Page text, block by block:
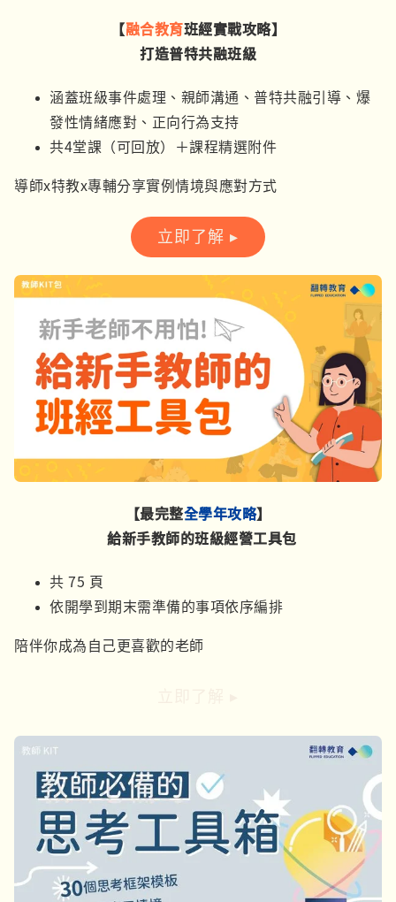
【融合教育班經實戰攻略】
打造普特共融班級
涵蓋班級事件處理、親師溝通、普特共融引導、爆
發性情緒應對、正向行為支持
共4堂課（可回放）＋課程精選附件
導師x特教x專輔分享實例情境與應對方式
立即了解 ▸
【最完整全學年攻略】
給新手教師的班級經營工具包
共 75 頁
依開學到期末需準備的事項依序編排
陪伴你成為自己更喜歡的老師